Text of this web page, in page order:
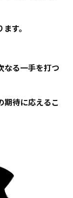
す。
なる一手を打つ
期待に応えるこ